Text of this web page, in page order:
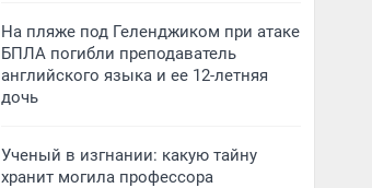
На пляже под Геленджиком при атаке
БПЛА погибли преподаватель
английского языка и ее 12-летняя
дочь
Ученый в изгнании: какую тайну
хранит могила профессора